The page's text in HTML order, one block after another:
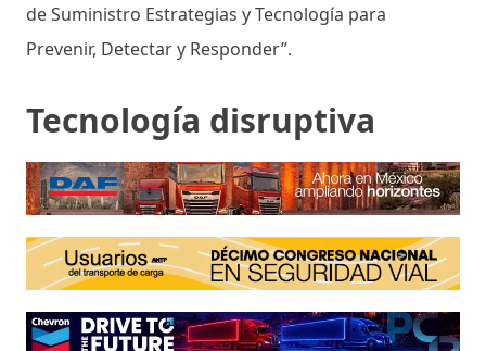
de Suministro Estrategias y Tecnología para
Prevenir, Detectar y Responder”.
Tecnología disruptiva